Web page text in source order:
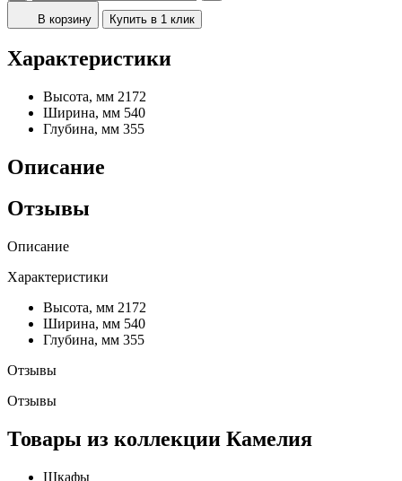
В корзину Купить в 1 клик
Характеристики
Высота, мм 2172
Ширина, мм 540
Глубина, мм 355
Описание
Отзывы
Описание
Характеристики
Высота, мм 2172
Ширина, мм 540
Глубина, мм 355
Отзывы
Отзывы
Товары из коллекции Камелия
Шкафы